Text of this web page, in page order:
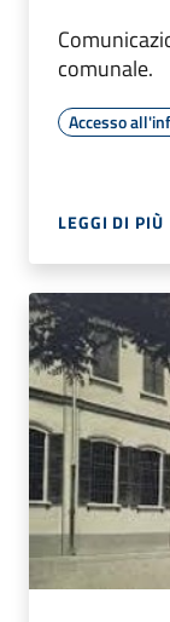
comunale.
Accesso
LEGGI DI PIÙ